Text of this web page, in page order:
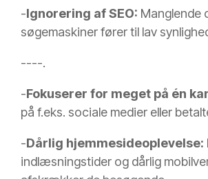
-Ignorering af SEO: Manglende
søgemaskiner fører til lav
----.
-Fokuserer for meget på én
på f.eks. sociale medier eller
-Dårlig hjemmesideoplevelse:
indlæsningstider og dårlig